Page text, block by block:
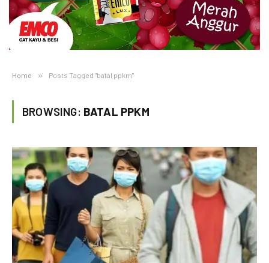
Home » Posts Tagged "batal ppkm"
BROWSING: BATAL PPKM